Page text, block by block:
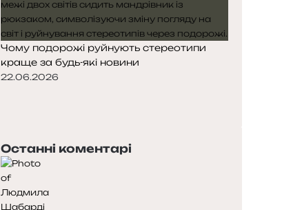
Чому подорожі руйнують стереотипи
краще за будь-які новини
22.06.2026
Останні коментарі